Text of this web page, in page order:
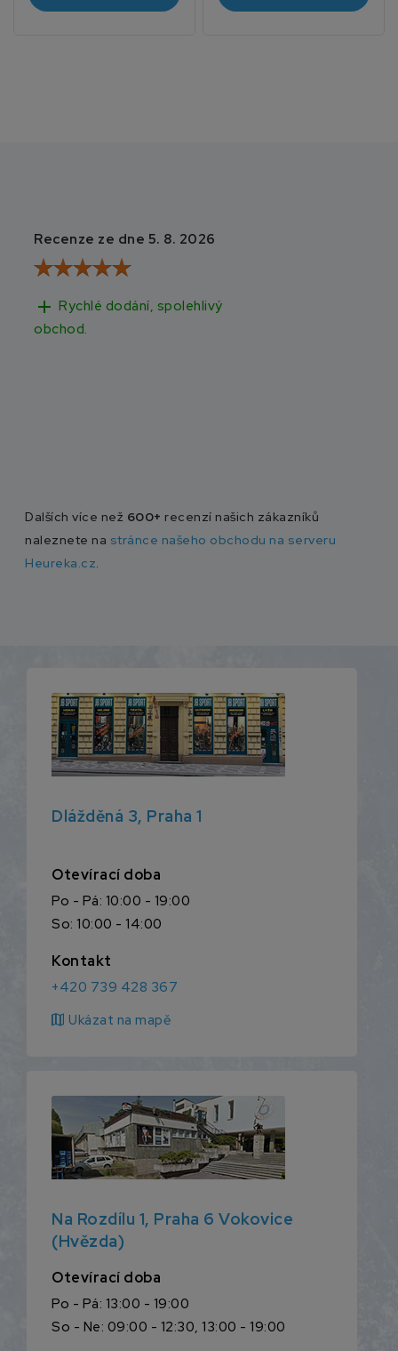
Recenze ze dne 5. 8. 2026
add Rychlé dodání, spolehlivý
obchod.
Dalších více než 600+ recenzí našich zákazníků
naleznete na stránce našeho obchodu na serveru
Heureka.cz.
Dlážděná 3, Praha 1
Otevírací doba
Po - Pá: 10:00 - 19:00
So: 10:00 - 14:00
Kontakt
+420 739 428 367
map Ukázat na mapě
Na Rozdílu 1, Praha 6 Vokovice
(Hvězda)
Otevírací doba
Po - Pá: 13:00 - 19:00
So - Ne: 09:00 - 12:30, 13:00 - 19:00